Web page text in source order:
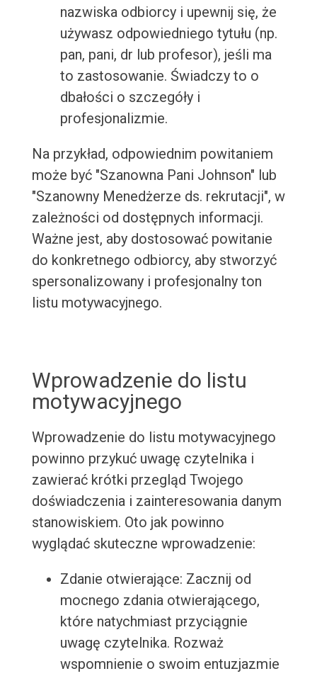
nazwiska odbiorcy i upewnij się, że
używasz odpowiedniego tytułu (np.
pan, pani, dr lub profesor), jeśli ma
to zastosowanie. Świadczy to o
dbałości o szczegóły i
profesjonalizmie.
Na przykład, odpowiednim powitaniem
może być "Szanowna Pani Johnson" lub
"Szanowny Menedżerze ds. rekrutacji", w
zależności od dostępnych informacji.
Ważne jest, aby dostosować powitanie
do konkretnego odbiorcy, aby stworzyć
spersonalizowany i profesjonalny ton
listu motywacyjnego.
Wprowadzenie do listu
motywacyjnego
Wprowadzenie do listu motywacyjnego
powinno przykuć uwagę czytelnika i
zawierać krótki przegląd Twojego
doświadczenia i zainteresowania danym
stanowiskiem. Oto jak powinno
wyglądać skuteczne wprowadzenie:
Zdanie otwierające: Zacznij od
mocnego zdania otwierającego,
które natychmiast przyciągnie
uwagę czytelnika. Rozważ
wspomnienie o swoim entuzjazmie